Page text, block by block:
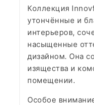
Коллекция
утончённые и
интерьеров,
насыщенные
дизайном. Она
изящества и
помещении.
Особое